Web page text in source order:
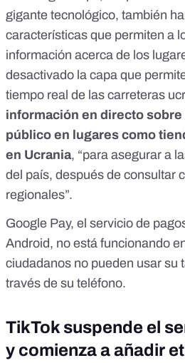
gigante tecnológico, también
características que permiten a
información acerca de los
desactivado la capa que
tiempo real de las carreteras
información en directo sobre
público en lugares como
en Ucrania, “para asegurar a
del país, después de consultar
regionales”.
Google Pay, el servicio de
Android, no está funcionando
ciudadanos no pueden usar su
través de su teléfono.
TikTok suspende el
y comienza a añadir